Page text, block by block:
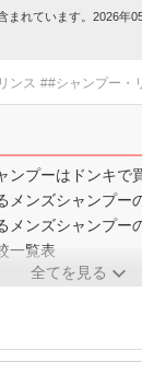
まれています。2026年
ンス ##シャンプー・
ンプーはドンキで
メンズシャンプー
メンズシャンプー
一覧表
全てを見る